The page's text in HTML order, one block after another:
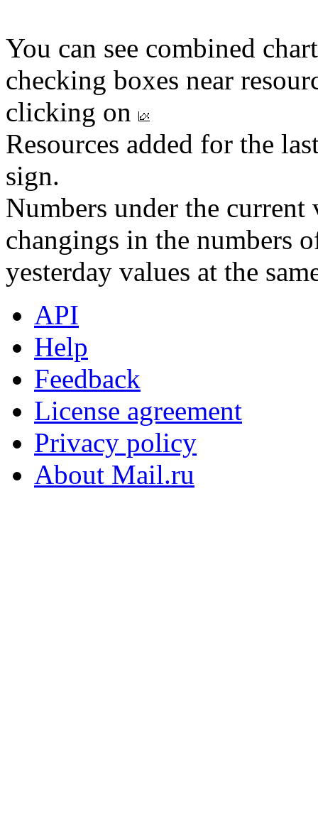
You can see combined
checking boxes near
clicking on
Resources added for the
sign.
Numbers under the
changings in the numbers
yesterday values at the
API
Help
Feedback
License agreement
Privacy policy
About Mail.ru